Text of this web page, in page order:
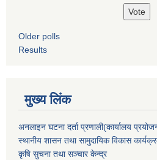
Older polls
Results
मुख्य लिंक
अनलाइन घटना दर्ता प्रणाली(कार्यालय
स्थानीय शासन तथा सामुदायिक विकास
कृषि सुचना तथा सञ्चार केन्द्र